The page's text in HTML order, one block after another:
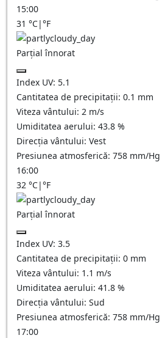
15:00
31 °C|°F
Parțial înnorat
Index UV: 5.1
Cantitatea de precipitații: 0.1 mm
Viteza vântului: 2 m/s
Umiditatea aerului: 43.8 %
Direcția vântului: Vest
Presiunea atmosferică: 758 mm/Hg
16:00
32 °C|°F
Parțial înnorat
Index UV: 3.5
Cantitatea de precipitații: 0 mm
Viteza vântului: 1.1 m/s
Umiditatea aerului: 41.8 %
Direcția vântului: Sud
Presiunea atmosferică: 758 mm/Hg
17:00